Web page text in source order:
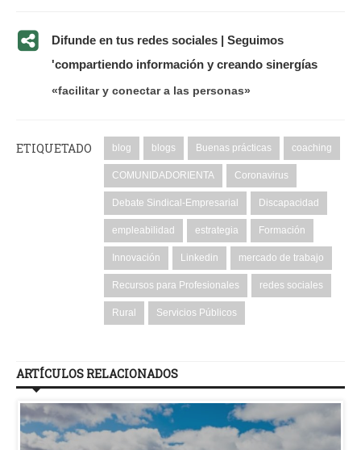
Difunde en tus redes sociales | Seguimos
'compartiendo información y creando sinergías
«facilitar y conectar a las personas»
ETIQUETADO blog blogs Buenas prácticas coaching
COMUNIDADORIENTA Coronavirus
Debate Sindical-Empresarial Discapacidad
empleabilidad estrategia Formación
Innovación Linkedin mercado de trabajo
Recursos para Profesionales redes sociales
Rural Servicios Públicos
ARTÍCULOS RELACIONADOS